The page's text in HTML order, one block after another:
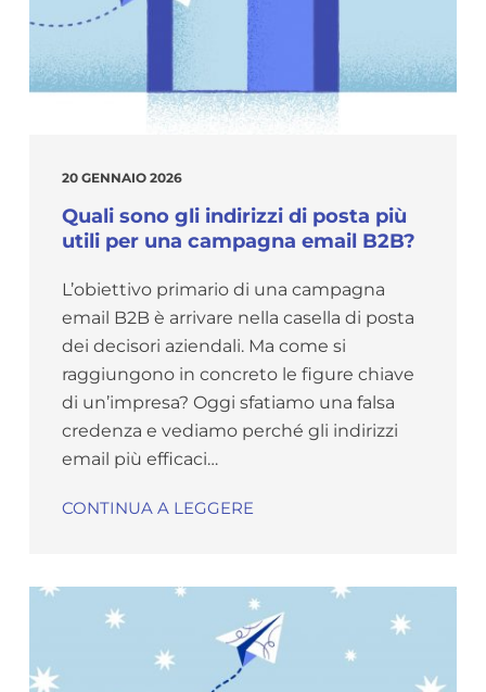
20 GENNAIO 2026
Quali sono gli indirizzi di posta più
utili per una campagna email B2B?
L’obiettivo primario di una campagna
email B2B è arrivare nella casella di posta
dei decisori aziendali. Ma come si
raggiungono in concreto le figure chiave
di un’impresa? Oggi sfatiamo una falsa
credenza e vediamo perché gli indirizzi
email più efficaci…
CONTINUA A LEGGERE